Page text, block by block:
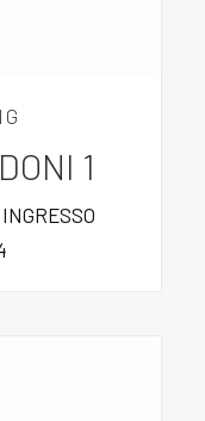
1